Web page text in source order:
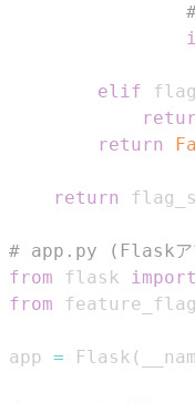
elif
return
return
# app.py (Flaskア
from flask import
from
app = Flask (